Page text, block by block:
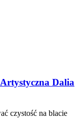
Dalia
czystość na blacie